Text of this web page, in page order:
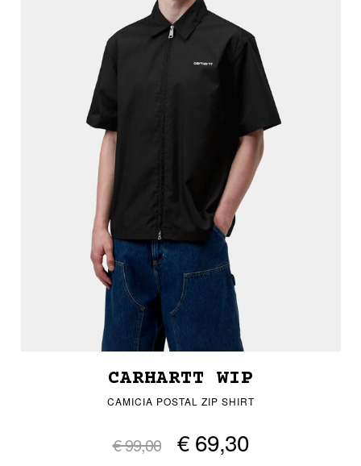
CARHARTT WIP
CAMICIA POSTAL ZIP SHIRT
€ 99,00 € 69,30